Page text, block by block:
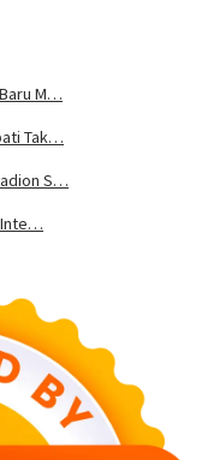
M…
Tak…
S…
Inte…